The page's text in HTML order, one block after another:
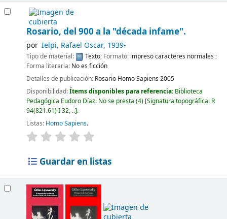
Rosario, del 900 a la "década infame".
por Ielpi, Rafael Oscar, 1939-
Tipo de material: Texto; Formato: impreso caracteres normales ;
Forma literaria: No es ficción
Detalles de publicación: Rosario Homo Sapiens 2005
Disponibilidad:Ítems disponibles para referencia: Biblioteca
Pedagógica Eudoro Díaz: No se presta (4) Signatura topográfica: R
94(821.61) I 32, .. .
Listas: Homo Sapiens.
Guardar en listas